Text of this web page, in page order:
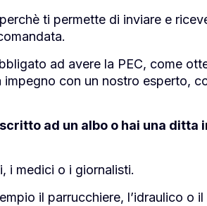
ti permette di inviare e
ad avere la PEC, come
con un nostro esperto,
ad un albo o hai una ditta
i medici o i giornalisti.
il parrucchiere, l’idraulico o